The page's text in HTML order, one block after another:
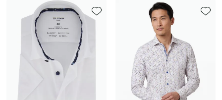
Toevoegen aan favorieten